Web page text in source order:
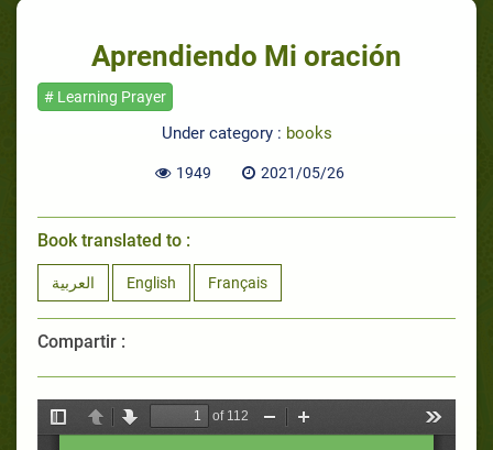
Aprendiendo Mi oración
# Learning Prayer
Under category : books
1949 2021/05/26
Book translated to :
العربية English Français
Compartir :